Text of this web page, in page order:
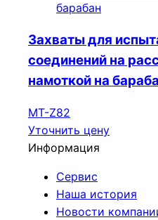
Захваты для
соединений на
намоткой на
МТ-Z82
Уточнить цену
Информация
Сервис
Наша история
Новости